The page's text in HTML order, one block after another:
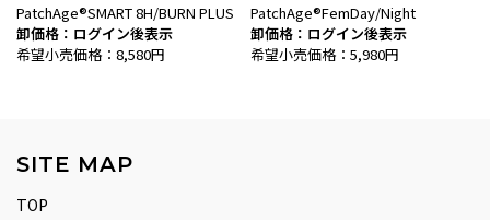
PatchAge®SMART 8H/BURN PLUS
卸価格：ログイン後表示
希望小売価格：8,580円
PatchAge®FemDay/Night
卸価格：ログイン後表示
希望小売価格：5,980円
SITE MAP
TOP